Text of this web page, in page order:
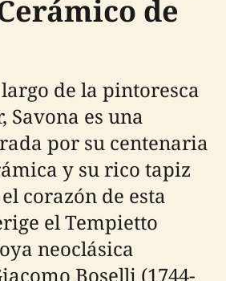
de
de la pintoresca
Savona es una
por su centenaria
y su rico tapiz
corazón de esta
el Tempietto
neoclásica
Boselli (1744-